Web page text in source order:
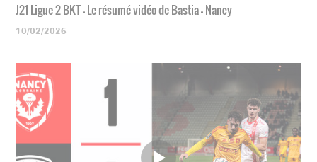
J21 Ligue 2 BKT - Le résumé vidéo de Bastia - Nancy
10/02/2026